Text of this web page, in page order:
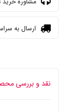
ارسال به
نقد و بررسی